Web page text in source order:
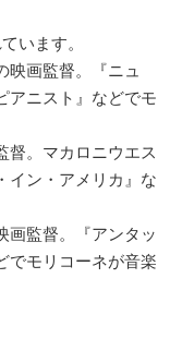
います。
映画監督。『ニュ
アニスト』などでモ
督。マカロニウエス
イン・アメリカ』な
画監督。『アンタッ
でモリコーネが音楽